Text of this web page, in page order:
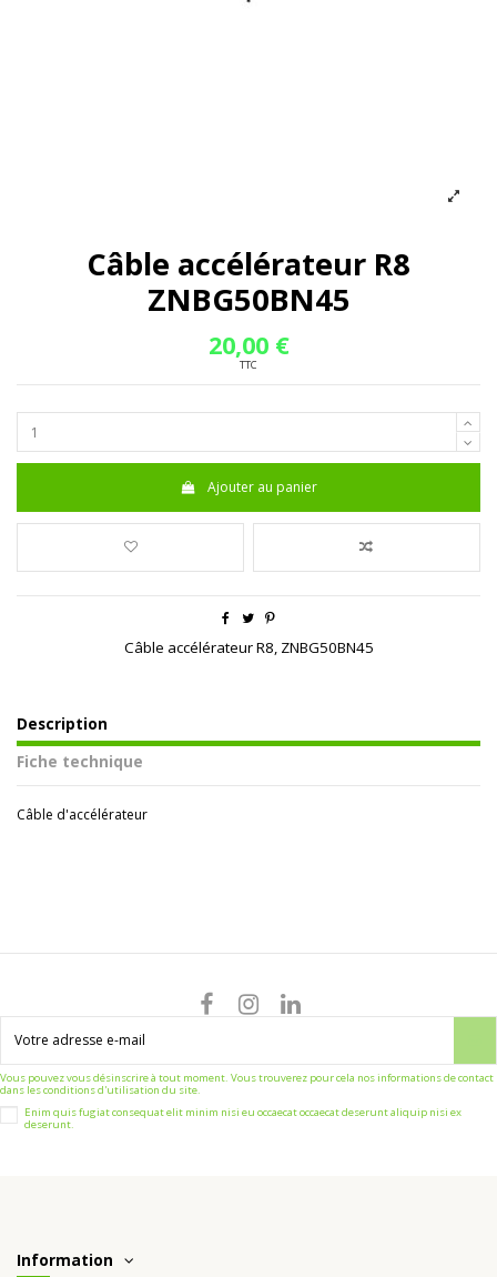
Câble accélérateur R8
ZNBG50BN45
20,00 €
TTC
Ajouter au panier
Câble accélérateur R8, ZNBG50BN45
Description
Fiche technique
Câble d'accélérateur
Vous pouvez vous désinscrire à tout moment. Vous trouverez pour cela nos informations de contact
dans les conditions d'utilisation du site.
Enim quis fugiat consequat elit minim nisi eu occaecat occaecat deserunt aliquip nisi ex
deserunt.
Information